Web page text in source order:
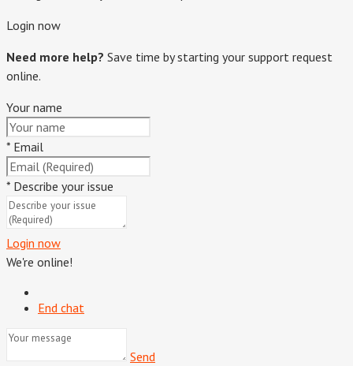
Login now
Need more help? Save time by starting your support request
online.
Your name
* Email
* Describe your issue
Login now
We're online!
End chat
Send